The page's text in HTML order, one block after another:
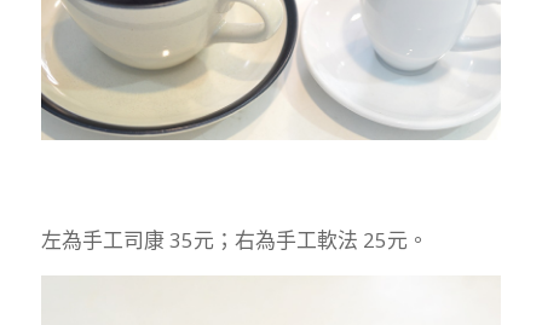
左為手工司康 35元；右為手工軟法 25元。